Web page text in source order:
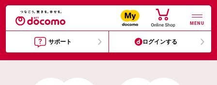
MENU
サポート ログインする